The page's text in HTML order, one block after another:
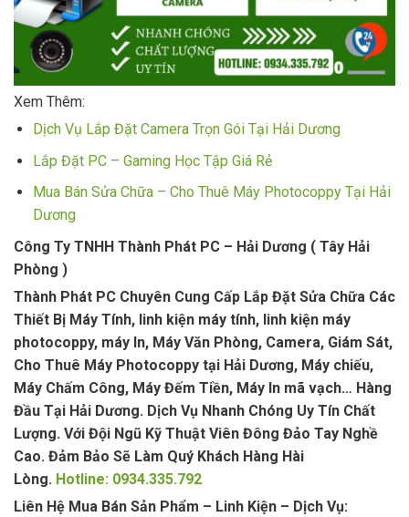
Xem Thêm:
Dịch Vụ Lắp Đặt Camera Trọn Gói Tại Hải Dương
Lắp Đặt PC – Gaming Học Tập Giá Rẻ
Mua Bán Sửa Chữa – Cho Thuê Máy Photocoppy Tại Hải
Dương
Công Ty TNHH Thành Phát PC – Hải Dương ( Tây Hải
Phòng )
Thành Phát PC Chuyên Cung Cấp Lắp Đặt Sửa Chữa Các
Thiết Bị Máy Tính, linh kiện máy tính, linh kiện máy
photocoppy, máy In, Máy Văn Phòng, Camera, Giám Sát,
Cho Thuê Máy Photocoppy tại Hải Dương, Máy chiếu,
Máy Chấm Công, Máy Đếm Tiền, Máy In mã vạch… Hàng
Đầu Tại Hải Dương. Dịch Vụ Nhanh Chóng Uy Tín Chất
Lượng. Với Đội Ngũ Kỹ Thuật Viên Đông Đảo Tay Nghề
Cao. Đảm Bảo Sẽ Làm Quý Khách Hàng Hài
Lòng. Hotline: 0934.335.792
Liên Hệ Mua Bán Sản Phẩm – Linh Kiện – Dịch Vụ: